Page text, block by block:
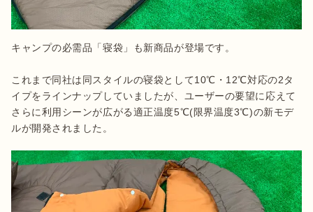
キャンプの必需品「寝袋」も新商品が登場です。
これまで同社は同スタイルの寝袋として10℃・12℃対応の2タ
イプをラインナップしていましたが、ユーザーの要望に応えて
さらに利用シーンが広がる適正温度5℃(限界温度3℃)の新モデ
ルが開発されました。